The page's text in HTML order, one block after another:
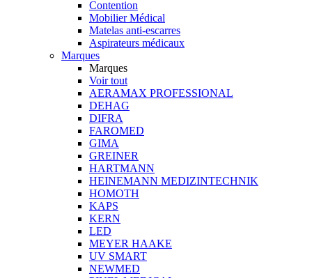
Contention
Mobilier Médical
Matelas anti-escarres
Aspirateurs médicaux
Marques
Marques
Voir tout
AERAMAX PROFESSIONAL
DEHAG
DIFRA
FAROMED
GIMA
GREINER
HARTMANN
HEINEMANN MEDIZINTECHNIK
HOMOTH
KAPS
KERN
LED
MEYER HAAKE
UV SMART
NEWMED